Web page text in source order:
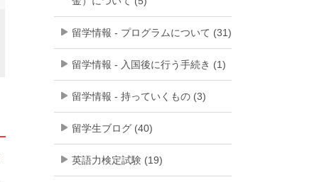
留学情報 - プログラムについて (31)
留学情報 - 入国後に行う手続き (1)
留学情報 - 持っていくもの (3)
留学生ブログ (40)
英語力検定試験 (19)